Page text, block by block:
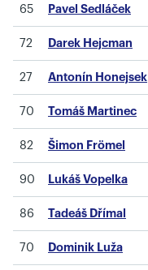
65 Pavel Sedláček
72 Darek Hejcman
27 Antonín Honejsek
70 Tomáš Martinec
82 Šimon Frömel
90 Lukáš Vopelka
86 Tadeáš Dřímal
70 Dominik Luža